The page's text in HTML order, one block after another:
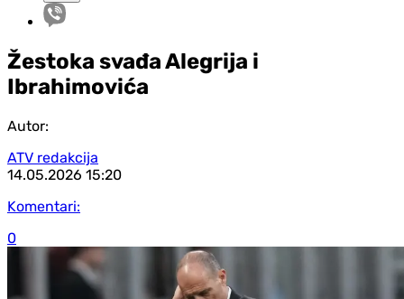
Žestoka svađa Alegrija i
Ibrahimovića
Autor:
ATV redakcija
14.05.2026 15:20
Komentari:
0